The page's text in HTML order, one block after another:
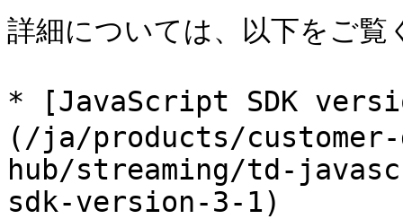
詳細については、以下をご
* [JavaScript SDK
(/ja/products/
hub/streaming/td-
sdk-version-3-1)